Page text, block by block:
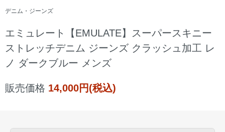
デニム・ジーンズ
エミュレート【EMULATE】スーパースキニー
ストレッチデニム ジーンズ クラッシュ加工 レ
ノ ダークブルー メンズ
販売価格 14,000円(税込)